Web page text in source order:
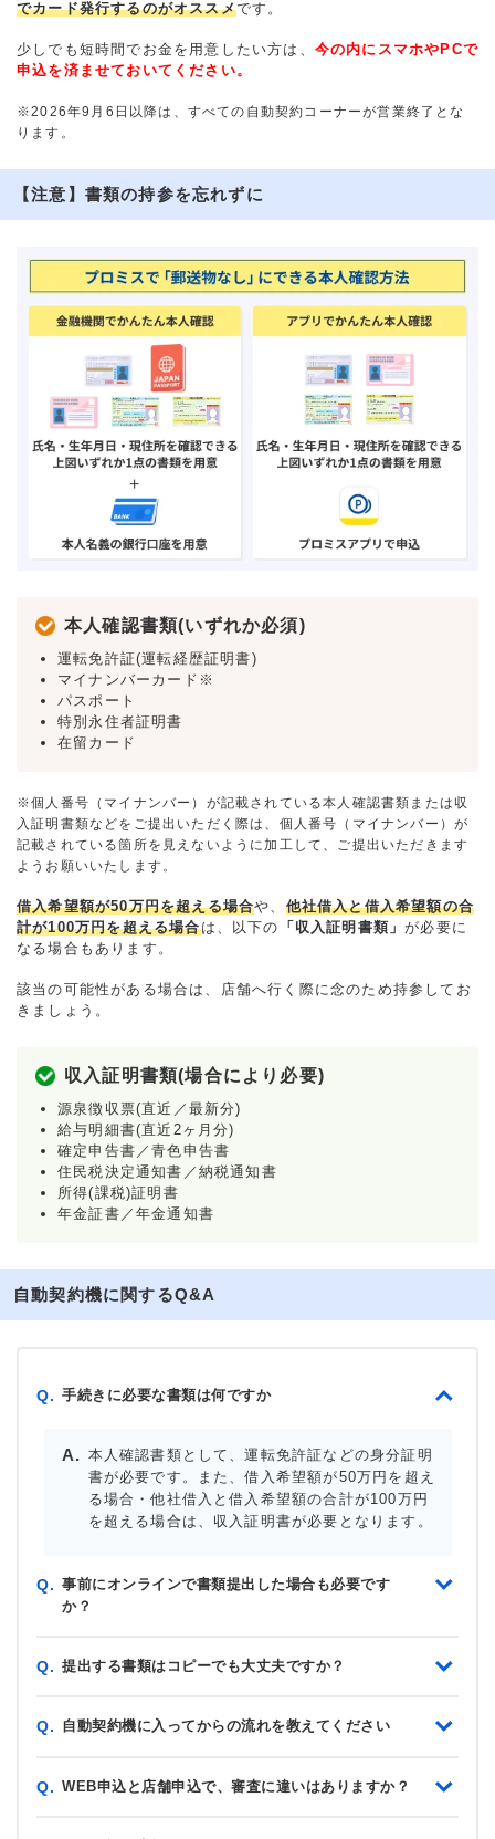
でカード発行するのがオススメです。
少しでも短時間でお金を用意したい方は、 今の内にスマホやPCで
申込を済ませておいてください。
※2026年9月6日以降は、すべての自動契約コーナーが営業終了とな
ります。
【注意】書類の持参を忘れずに
本人確認書類(いずれか必須)
運転免許証(運転経歴証明書)
マイナンバーカード※
パスポート
特別永住者証明書
在留カード
※個人番号（マイナンバー）が記載されている本人確認書類または収
入証明書類などをご提出いただく際は、個人番号（マイナンバー）が
記載されている箇所を見えないように加工して、ご提出いただきます
ようお願いいたします。
借入希望額が50万円を超える場合や、 他社借入と借入希望額の合
計が100万円を超える場合は、以下の 「収入証明書類」が必要に
なる場合もあります。
該当の可能性がある場合は、店舗へ行く際に念のため持参してお
きましょう。
収入証明書類(場合により必要)
源泉徴収票(直近／最新分)
給与明細書(直近2ヶ月分)
確定申告書／青色申告書
住民税決定通知書／納税通知書
所得(課税)証明書
年金証書／年金通知書
自動契約機に関するQ&A
Q. 手続きに必要な書類は何ですか
本人確認書類として、運転免許証などの身分証明
書が必要です。また、借入希望額が50万円を超え
る場合・他社借入と借入希望額の合計が100万円
を超える場合は、収入証明書が必要となります。
Q. 事前にオンラインで書類提出した場合も必要です
か？
Q. 提出する書類はコピーでも大丈夫ですか？
Q. 自動契約機に入ってからの流れを教えてください
Q. WEB申込と店舗申込で、審査に違いはありますか？